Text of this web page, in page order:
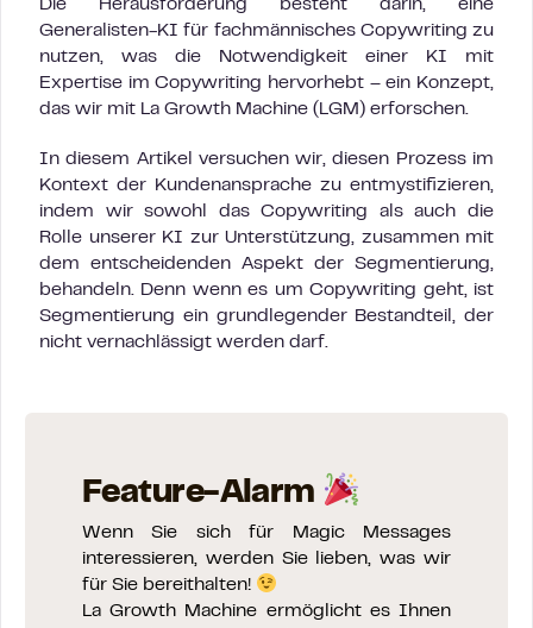
Die Herausforderung besteht darin, eine
Generalisten-KI für fachmännisches Copywriting zu
nutzen, was die Notwendigkeit einer KI mit
Expertise im Copywriting hervorhebt – ein Konzept,
das wir mit La Growth Machine (LGM) erforschen.
In diesem Artikel versuchen wir, diesen Prozess im
Kontext der Kundenansprache zu entmystifizieren,
indem wir sowohl das Copywriting als auch die
Rolle unserer KI zur Unterstützung, zusammen mit
dem entscheidenden Aspekt der Segmentierung,
behandeln. Denn wenn es um Copywriting geht, ist
Segmentierung ein grundlegender Bestandteil, der
nicht vernachlässigt werden darf.
Feature-Alarm
Wenn Sie sich für Magic Messages
interessieren, werden Sie lieben, was wir
für Sie bereithalten!
La Growth Machine ermöglicht es Ihnen